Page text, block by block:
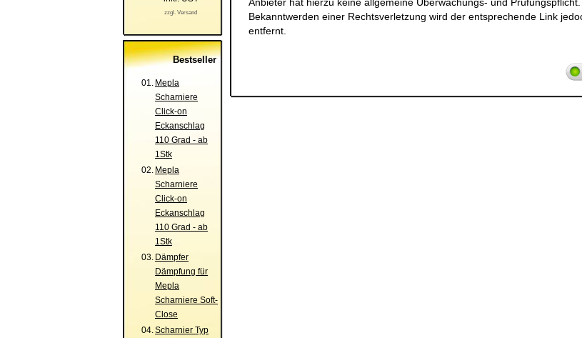
zzgl. Versand
Bestseller
01. Mepla
Scharniere
Click-on
Eckanschlag
110 Grad - ab
1Stk
02. Mepla
Scharniere
Click-on
Eckanschlag
110 Grad - ab
1Stk
03. Dämpfer
Dämpfung für
Mepla
Scharniere Soft-
Close
04.Scharnier Typ
Bekanntwerden einer Rechtsverletzung wird der entsprechende Link
entfernt.